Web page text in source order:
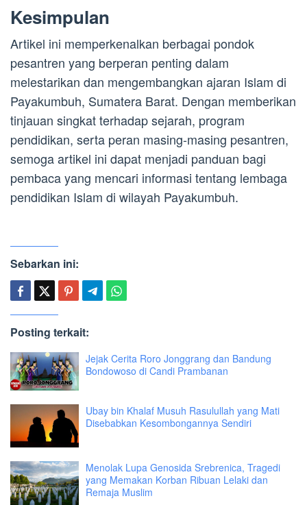
Kesimpulan
Artikel ini memperkenalkan berbagai pondok
pesantren yang berperan penting dalam
melestarikan dan mengembangkan ajaran Islam di
Payakumbuh, Sumatera Barat. Dengan memberikan
tinjauan singkat terhadap sejarah, program
pendidikan, serta peran masing-masing pesantren,
semoga artikel ini dapat menjadi panduan bagi
pembaca yang mencari informasi tentang lembaga
pendidikan Islam di wilayah Payakumbuh.
Sebarkan ini:
Posting terkait:
Jejak Cerita Roro Jonggrang dan Bandung
Bondowoso di Candi Prambanan
Ubay bin Khalaf Musuh Rasulullah yang Mati
Disebabkan Kesombongannya Sendiri
Menolak Lupa Genosida Srebrenica, Tragedi
yang Memakan Korban Ribuan Lelaki dan
Remaja Muslim